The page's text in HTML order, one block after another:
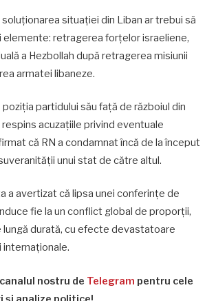
situației din Liban ar trebui să
elemente: retragerea forțelor israeliene,
a Hezbollah după retragerea misiunii
armatei libaneze.
partidului său față de războiul din
respins acuzațiile privind eventuale
că RN a condamnat încă de la început
unui stat de către altul.
a avertizat că lipsa unei conferințe de
fie la un conflict global de proporții,
lungă durată, cu efecte devastatoare
nostru de Telegram pentru cele